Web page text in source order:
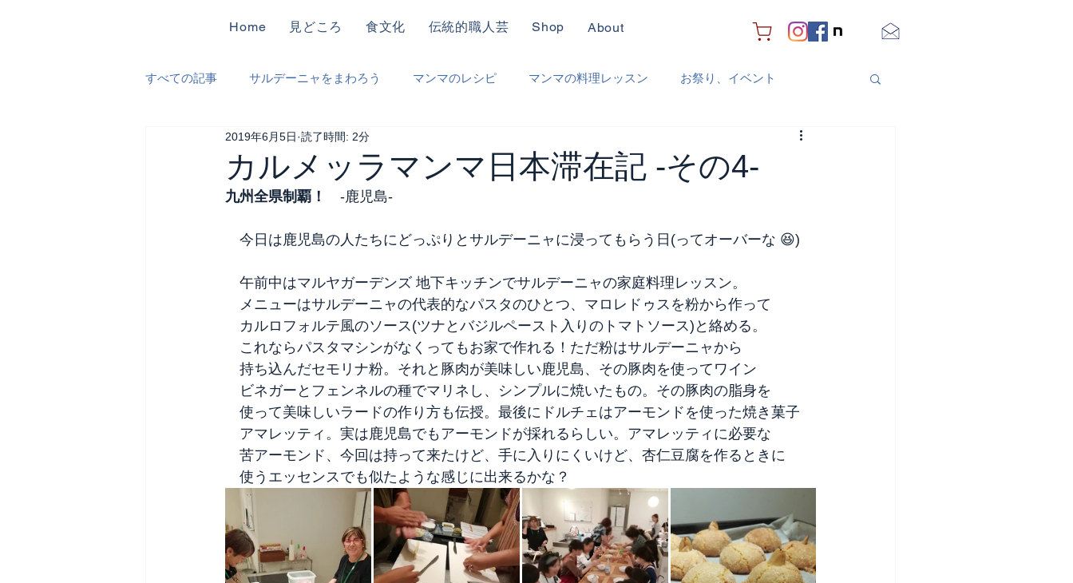
Home 見どころ 食文化 伝統的職人芸 Shop About
すべての記事 サルデーニャをまわろう マンマのレシピ マンマの料理レッスン お祭り、イベント
遺跡、博物館巡り 食材めぐり
カルメッラマンマ日本滞在記 -その4-
2019年6月5日 読了時間: 2分
九州全県制覇！ -鹿児島-
今日は鹿児島の人たちにどっぷりとサルデーニャに浸ってもらう日(ってオーバーな 😆)
午前中はマルヤガーデンズ 地下キッチンでサルデーニャの家庭料理レッスン。
メニューはサルデーニャの代表的なパスタのひとつ、マロレドゥスを粉から作って
カルロフォルテ風のソース(ツナとバジルペースト入りのトマトソース)と絡める。
これならパスタマシンがなくってもお家で作れる！ただ粉はサルデーニャから
持ち込んだセモリナ粉。それと豚肉が美味しい鹿児島、その豚肉を使ってワイン
ビネガーとフェンネルの種でマリネし、シンプルに焼いたもの。その豚肉の脂身を
使って美味しいラードの作り方も伝授。最後にドルチェはアーモンドを使った焼き菓子
アマレッティ。実は鹿児島でもアーモンドが採れるらしい。アマレッティに必要な
苦アーモンド、今回は持って来たけど、手に入りにくいけど、杏仁豆腐を作るときに
使うエッセンスでも似たような感じに出来るかな？